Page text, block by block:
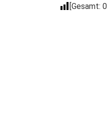
[Gesamt: 0